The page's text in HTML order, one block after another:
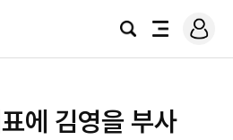
검
전
로
그
에 김영을 부사